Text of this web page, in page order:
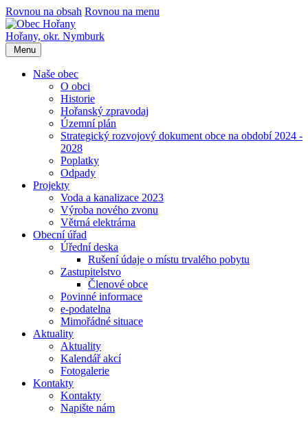
Rovnou na obsah Rovnou na menu
Hořany, okr. Nymburk
Menu
Naše obec
O obci
Historie
Hořanský zpravodaj
Územní plán
Strategický rozvojový dokument obce na období 2024 -
2028
Poplatky
Odpady
Projekty
Voda a kanalizace 2023
Výroba nového zvonu
Větrná elektrárna
Obecní úřad
Úřední deska
Rušení údaje o místu trvalého pobytu
Zastupitelstvo
Členové obce
Povinné informace
e-podatelna
Mimořádné situace
Aktuality
Aktuality
Kalendář akcí
Fotogalerie
Kontakty
Kontakty
Napište nám